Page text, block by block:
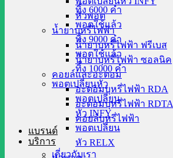
ทิ้ง 6000 คำ
พอตใช้แล้ว
ทิ้ง 9000 คำ
พอตใช้แล้ว
ทิ้ง 10000 คำ
พอตเปลี่ยนหัว
พอตเปลี่ยน
หัว INFY
พอตเปลี่ยน
หัว RELX
หัวพอต
น้ำยาบุหรี่ไฟฟ้า
น้ำยาบุหรี่ไฟฟ้า ฟรีเบส
น้ำยาบุหรี่ไฟฟ้า ซอลนิค
คอยล์และอะตอม
อะตอมบุหรี่ไฟฟ้า RDA
อะตอมบุหรี่ไฟฟ้า RDTA
คอยล์บุหรี่ไฟฟ้า
แบรนด์
บริการ
เกี่ยวกับเรา